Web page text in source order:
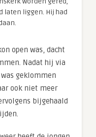
laten liggen. Hij had
open was, dacht
Nadat hij via
geklommen
ook niet meer
bijgehaald